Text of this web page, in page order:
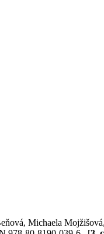
Michaela